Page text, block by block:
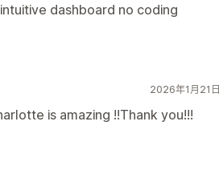
dashboard no coding
2026年1月21日
is amazing !!Thank you!!!